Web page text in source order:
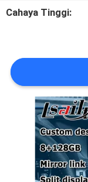
SITEMAP
PRIVACY
POLICY
Cahaya Tinggi: